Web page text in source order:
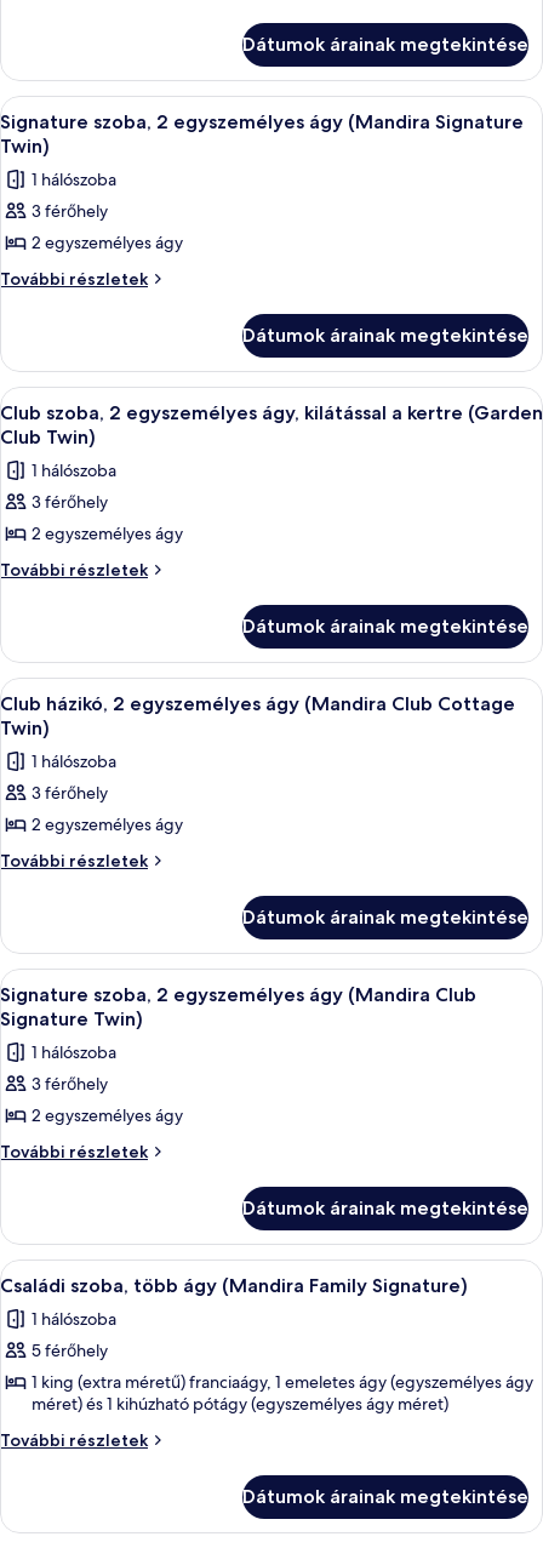
2
egyszemélyes
ágy
(Mandira
Cottage
Twin)
ágy
(Mandira
Cottage
Twin)
további
részletei
Dátumok árainak megtekintése
A
következő
szoba
összes
képének
megtekintése:
Signature
egyszemélyes
ágy
(Mandira
Signature
Twin)
Egy modern szállodai szoba,
4
Signature szoba, 2 egyszemélyes ágy (Mandira Signature
Twin)
1 hálószoba
3 férőhely
2 egyszemélyes ágy
További részletek
Signature
ágy
(Mandira
Signature
Twin)
részletei
Dátumok árainak megtekintése
A
következő
szoba
összes
képének
megtekintése:
Club
egyszemélyes
ágy,
kilátással
a
kertre
(Garden
Club
Egy szállodai szoba, amelyben egy
7
Club szoba, 2 egyszemélyes ágy, kilátással a kertre (Garden
Club Twin)
1 hálószoba
3 férőhely
2 egyszemélyes ágy
További részletek
Club
ágy,
kilátással
a
kertre
(Garden
Club
Twin)
részletei
Dátumok árainak megtekintése
A
következő
szoba
összes
képének
megtekintése:
Club
egyszemélyes
ágy
(Mandira
Club
Cottage
Twin)
Egy hálószoba két ágyjal,
8
Club házikó, 2 egyszemélyes ágy (Mandira Club Cottage
Twin)
1 hálószoba
3 férőhely
2 egyszemélyes ágy
További részletek
Club
ágy
(Mandira
Club
Cottage
Twin)
további
részletei
Dátumok árainak megtekintése
A
következő
szoba
összes
képének
megtekintése:
Signature
egyszemélyes
ágy
(Mandira
Club
Signature
Twin)
Egy modern szállodai szoba,
4
Signature szoba, 2 egyszemélyes ágy (Mandira Club
Signature Twin)
1 hálószoba
3 férőhely
2 egyszemélyes ágy
További részletek
Signature
ágy
(Mandira
Club
Twin)
további
Dátumok árainak megtekintése
A
következő
szoba
összes
képének
megtekintése:
Családi
ágy
Családi szoba, több ágy (Mandira
6
Családi szoba, több ágy (Mandira Family Signature)
1 hálószoba
5 férőhely
1 king (extra méretű) franciaágy, 1 emeletes ágy (egyszemélyes ágy
méret) és 1 kihúzható pótágy (egyszemélyes ágy méret)
További részletek
Családi
(Mandira
Dátumok árainak megtekintése